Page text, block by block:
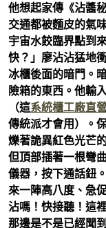
他想起家傳《沾醬
交通都被麵皮的氣
宇宙水餃臨界點到
快？」廖沾沾猛地
冰櫃後面的暗門。
險箱的東西。他輸
（這系統櫃工廠直
傳統派才會用）。
爍著詭異紅色光芒
但頂部插著一根彎
儀器，按下通話鈕
來一陣高八度、急
沾嗎！快接聽！這
那邊是不是已經聞